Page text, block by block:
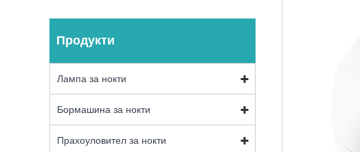
Продукти
Лампа за нокти
Бормашина за нокти
Прахоуловител за нокти